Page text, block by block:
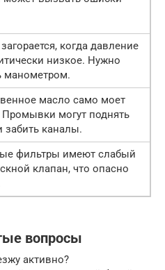
когда давление
низкое. Нужно
манометром.
масло само моет
Промывки могут поднять
забить каналы.
фильтры имеют слабый
клапан, что опасно
вопросы
активно?